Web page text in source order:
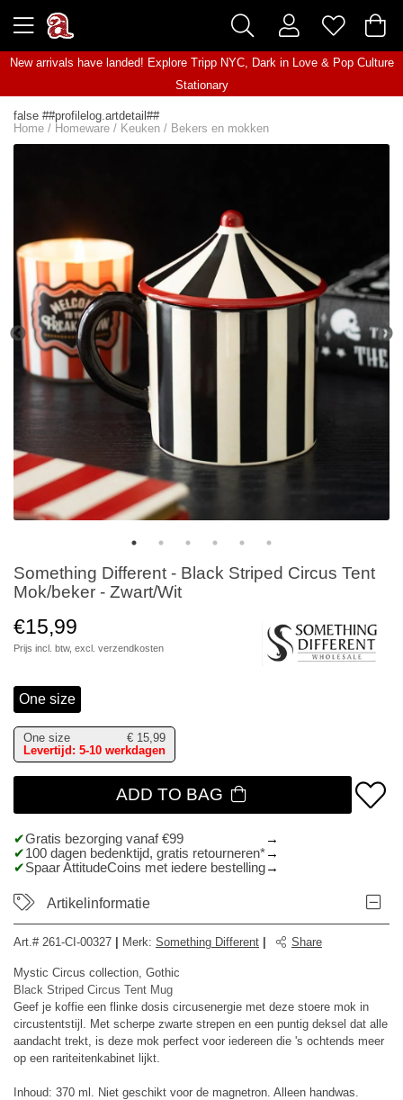
New arrivals have landed! Explore Tripp NYC, Dark in Love& Pop Culture
Stationary
false ##profilelog.artdetail##
Home / Homeware / Keuken / Bekers en mokken
Something Different - Black Striped Circus Tent
Mok/beker - Zwart/Wit
€15,99
Prijs incl. btw, excl. verzendkosten
One size
One size € 15,99
Levertijd: 5-10 werkdagen
ADD TO BAG
Gratis bezorging vanaf €99
100 dagen bedenktijd, gratis retourneren*
Spaar AttitudeCoins met iedere bestelling
Artikelinformatie
Art.# 261-CI-00327 Merk: Something Different Share
Mystic Circus collection, Gothic
Black Striped Circus Tent Mug
Geef je koffie een flinke dosis circusenergie met deze stoere mok in
circustentstijl. Met scherpe zwarte strepen en een puntig deksel dat alle
aandacht trekt, is deze mok perfect voor iedereen die 's ochtends meer
op een rariteitenkabinet lijkt.
Inhoud: 370 ml. Niet geschikt voor de magnetron. Alleen handwas.